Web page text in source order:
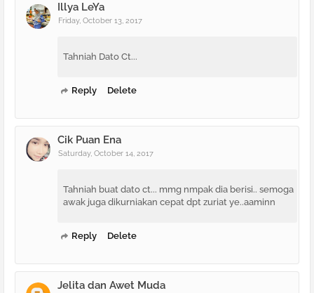
Illya LeYa
Friday, October 13, 2017
Tahniah Dato Ct...
Reply Delete
Cik Puan Ena
Saturday, October 14, 2017
Tahniah buat dato ct... mmg nmpak dia berisi.. semoga
awak juga dikurniakan cepat dpt zuriat ye..aaminn
Reply Delete
Jelita dan Awet Muda